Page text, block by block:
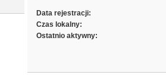
Data rejestracji:
Czas lokalny:
Ostatnio aktywny: